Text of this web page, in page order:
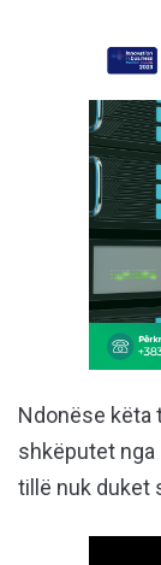
Ndonëse këta
shkëputet nga
tillë nuk duket